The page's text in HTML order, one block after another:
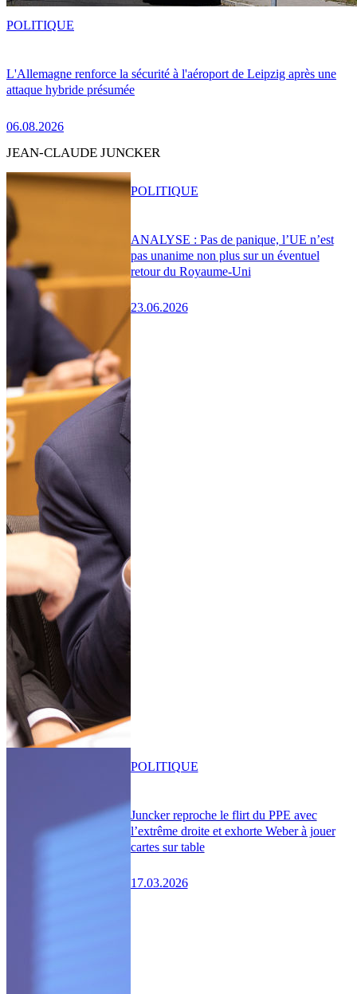
L'Allemagne renforce la sécurité à l'aéroport de Leipzig après une
attaque hybride présumée
06.08.2026
POLITIQUE
JEAN-CLAUDE JUNCKER
ANALYSE : Pas de panique, l’UE n’est
pas unanime non plus sur un éventuel
retour du Royaume-Uni
23.06.2026
POLITIQUE
Juncker reproche le flirt du PPE avec
l’extrême droite et exhorte Weber à jouer
cartes sur table
17.03.2026
POLITIQUE